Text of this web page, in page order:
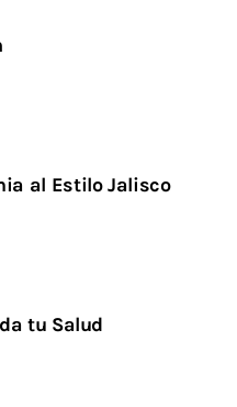
al Estilo Jalisco
tu Salud